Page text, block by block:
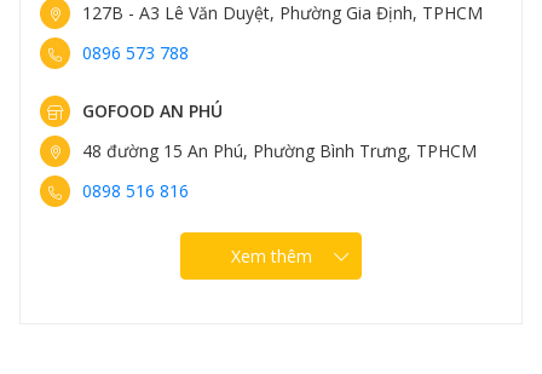
127B - A3 Lê Văn Duyệt, Phường Gia Định, TPHCM
0896 573 788
GOFOOD AN PHÚ
48 đường 15 An Phú, Phường Bình Trưng, TPHCM
0898 516 816
Xem thêm